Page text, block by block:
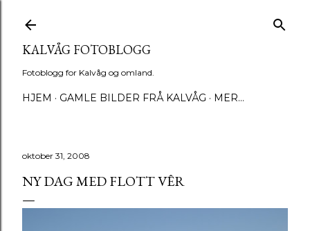
KALVÅG FOTOBLOGG
Fotoblogg for Kalvåg og omland.
HJEM GAMLE BILDER FRÅ KALVÅG MER…
oktober 31, 2008
NY DAG MED FLOTT VÊR